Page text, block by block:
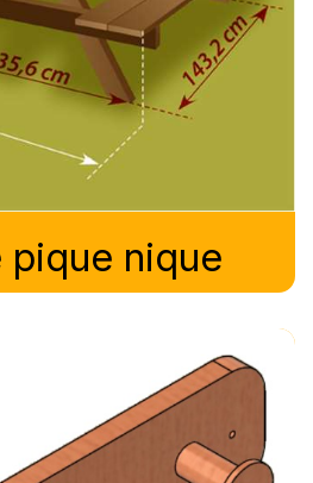
pique nique